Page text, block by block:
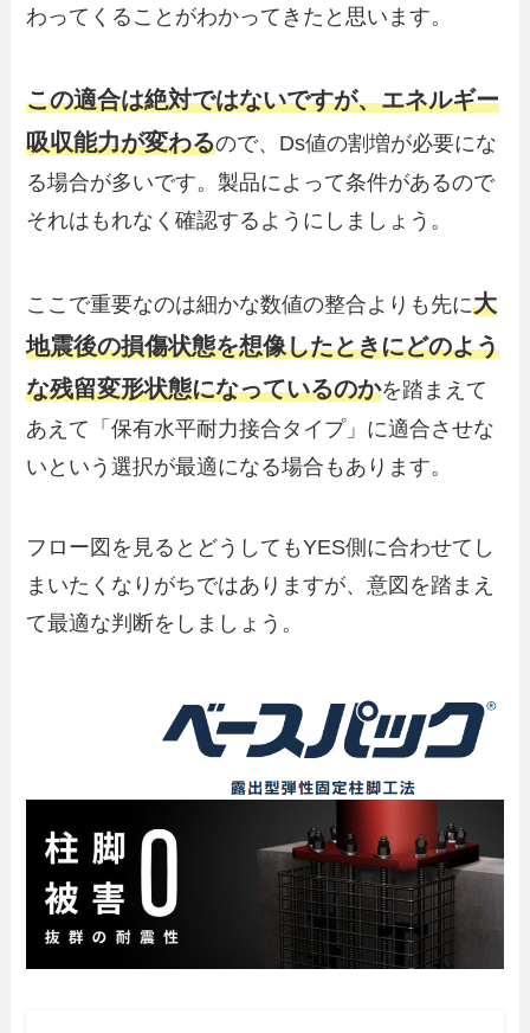
わってくることがわかってきたと思います。
この適合は絶対ではないですが、エネルギー
吸収能力が変わるので、Ds値の割増が必要にな
る場合が多いです。製品によって条件があるので
それはもれなく確認するようにしましょう。
ここで重要なのは細かな数値の整合よりも先に大
地震後の損傷状態を想像したときにどのよう
な残留変形状態になっているのかを踏まえて
あえて「保有水平耐力接合タイプ」に適合させな
いという選択が最適になる場合もあります。
フロー図を見るとどうしてもYES側に合わせてし
まいたくなりがちではありますが、意図を踏まえ
て最適な判断をしましょう。